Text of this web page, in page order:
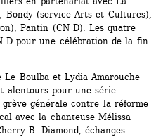
Bondy (service Arts et Cultures),
Pantin (CN D). Les quatre
D pour une célébration de la fin
Le Boulba et Lydia Amarouche
alentours pour une série
générale contre la réforme
avec la chanteuse Mélissa
B. Diamond, échanges